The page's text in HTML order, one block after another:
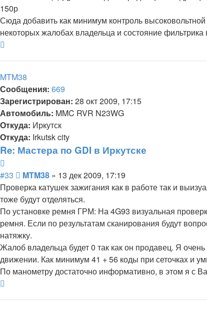
150р
Сюда добавить как минимум контроль
некоторых жалобах владельца и состояние
MTM38
Сообщения: 669
Зарегистрирован: 28 окт 2009, 17:15
Автомобиль: MMC RVR N23WG
Откуда: Иркутск
Откуда: Irkutsk city
Re: Мастера по GDI в Иркутске
#33
Сообщение
MTM38 » 13 дек 2009, 17:19
Проверка катушек зажигания как в работе так и
тоже будут отделяться.
По установке ремня ГРМ: На 4G93 визуальная
ремня. Если по результатам сканирования будут
натяжку.
Жалоб владельца будет 0 так как он продавец. Я
движении. Как минимум 41 + 56 коды при сеточках и
По манометру достаточно информативно, в этом я с